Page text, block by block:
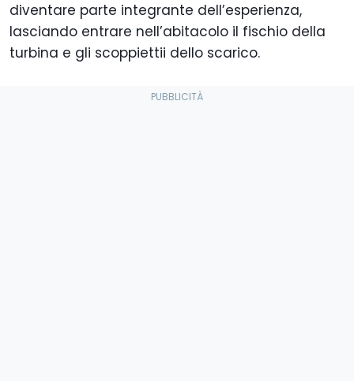
diventare parte integrante dell’esperienza,
lasciando entrare nell’abitacolo il fischio della
turbina e gli scoppiettii dello scarico.